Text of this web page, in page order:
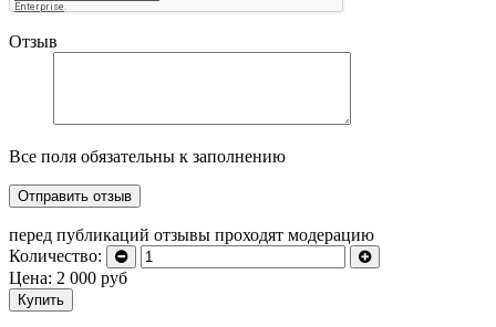
Отзыв
Все поля обязательны к заполнению
перед публикаций отзывы проходят модерацию
Количество:
Цена: 2 000 руб
Купить